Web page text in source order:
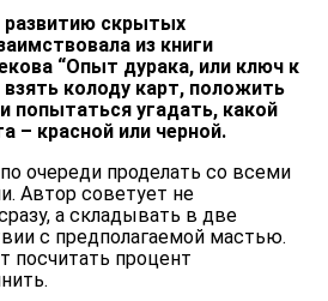
развитию скрытых
из книги
“Опыт дурака, или ключ к
колоду карт, положить
попытаться угадать, какой
– красной или черной.
очереди проделать со всеми
Автор советует не
а складывать в две
с предполагаемой мастью.
посчитать процент